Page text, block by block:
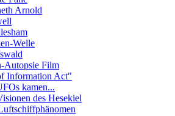
Arnold
Welle
Autopsie Film
Information Act"
kamen...
des Hesekiel